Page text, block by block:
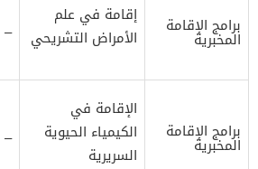
برامج الإقامة
المخبرية
إقامة في علم
الأمراض التشريحي
–
برامج الإقامة
المخبرية
الإقامة في
الكيمياء الحيوية
السريرية
–